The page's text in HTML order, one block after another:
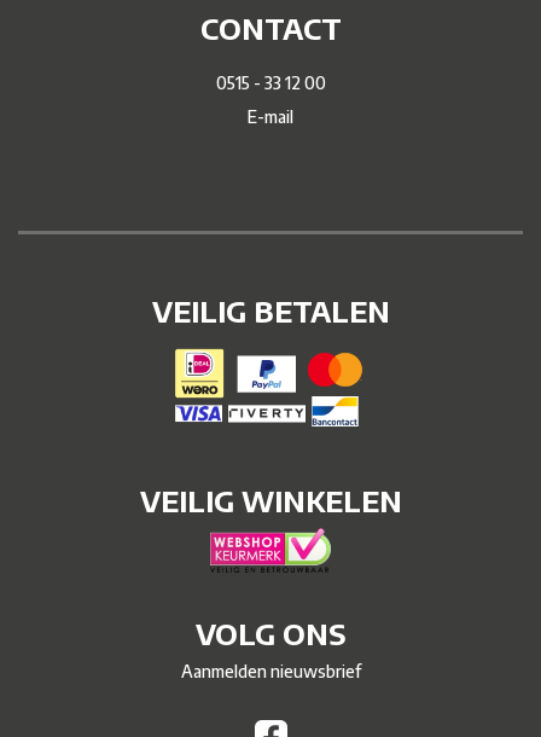
CONTACT
0515 - 33 12 00
E-mail
VEILIG BETALEN
VEILIG WINKELEN
VOLG ONS
Aanmelden nieuwsbrief